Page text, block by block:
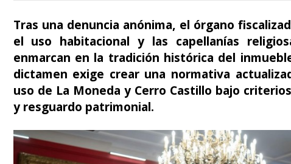
Tras una denuncia anónima, el órgano
el uso habitacional y las capellanías
enmarcan en la tradición histórica del
dictamen exige crear una normativa
uso de La Moneda y Cerro Castillo bajo
y resguardo patrimonial.